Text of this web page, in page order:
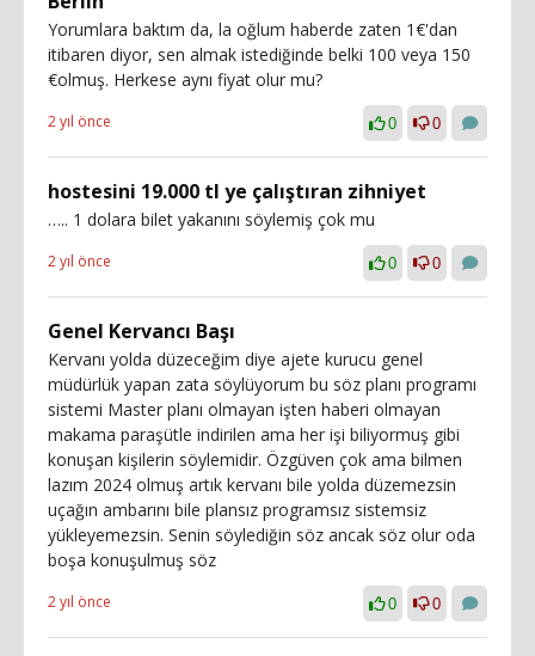
Yorumlara baktım da, la oğlum haberde zaten 1€'dan
itibaren diyor, sen almak istediğinde belki 100 veya 150
€olmuş. Herkese aynı fiyat olur mu?
2 yıl önce 0 0
hostesini 19.000 tl ye çalıştıran zihniyet
….. 1 dolara bilet yakanını söylemiş çok mu
2 yıl önce 0 0
Genel Kervancı Başı
Kervanı yolda düzeceğim diye ajete kurucu genel
müdürlük yapan zata söylüyorum bu söz planı programı
sistemi Master planı olmayan işten haberi olmayan
makama paraşütle indirilen ama her işi biliyormuş gibi
konuşan kişilerin söylemidir. Özgüven çok ama bilmen
lazım 2024 olmuş artık kervanı bile yolda düzemezsin
uçağın ambarını bile plansız programsız sistemsiz
yükleyemezsin. Senin söylediğin söz ancak söz olur oda
boşa konuşulmuş söz
2 yıl önce 0 0